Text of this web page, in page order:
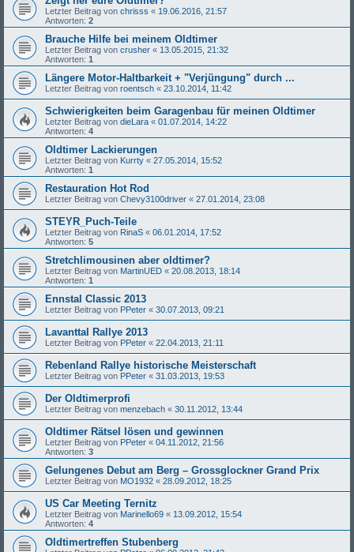
Letzter Beitrag von chrisss « 19.06.2016, 21:57
Antworten: 2
Brauche Hilfe bei meinem Oldtimer
Letzter Beitrag von crusher « 13.05.2015, 21:32
Antworten: 1
Längere Motor-Haltbarkeit + "Verjüngung" durch ...
Letzter Beitrag von roentsch « 23.10.2014, 11:42
Schwierigkeiten beim Garagenbau für meinen Oldtimer
Letzter Beitrag von dieLara « 01.07.2014, 14:22
Antworten: 4
Oldtimer Lackierungen
Letzter Beitrag von Kurrty « 27.05.2014, 15:52
Antworten: 1
Restauration Hot Rod
Letzter Beitrag von Chevy3100driver « 27.01.2014, 23:08
STEYR_Puch-Teile
Letzter Beitrag von RinaS « 06.01.2014, 17:52
Antworten: 5
Stretchlimousinen aber oldtimer?
Letzter Beitrag von MartinUED « 20.08.2013, 18:14
Antworten: 1
Ennstal Classic 2013
Letzter Beitrag von PPeter « 30.07.2013, 09:21
Lavanttal Rallye 2013
Letzter Beitrag von PPeter « 22.04.2013, 21:11
Rebenland Rallye historische Meisterschaft
Letzter Beitrag von PPeter « 31.03.2013, 19:53
Der Oldtimerprofi
Letzter Beitrag von menzebach « 30.11.2012, 13:44
Oldtimer Rätsel lösen und gewinnen
Letzter Beitrag von PPeter « 04.11.2012, 21:56
Antworten: 3
Gelungenes Debut am Berg – Grossglockner Grand Prix
Letzter Beitrag von MO1932 « 28.09.2012, 18:25
US Car Meeting Ternitz
Letzter Beitrag von Marinello69 « 13.09.2012, 15:54
Antworten: 4
Oldtimertreffen Stubenberg